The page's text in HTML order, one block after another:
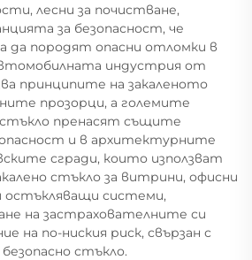
лесни за почистване,
за безопасност, че
да породят опасни отломки в
индустрия от
принципите на закаленото
прозорци, а големите
пренасят същите
и в архитектурните
сгради, които използват
стъкло за витрини, офисни
остъкляващи системи,
на застрахователните си
на по-ниския риск, свързан с
стъкло.